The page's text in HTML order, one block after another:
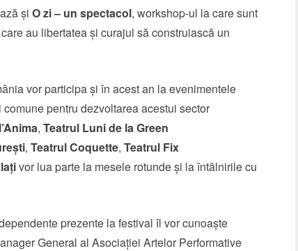
și O zi – un spectacol, workshop-ul la care sunt
au libertatea și curajul să construiască un
vor participa și în acest an la evenimentele
pentru dezvoltarea acestui sector
, Teatrul Luni de la Green
, Teatrul Coquette, Teatrul Fix
vor lua parte la mesele rotunde și la întâlnirile cu
prezente la festival îl vor cunoaște
General al Asociației Artelor Performative